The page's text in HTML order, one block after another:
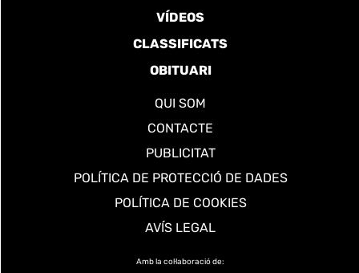
VÍDEOS
CLASSIFICATS
OBITUARI
QUI SOM
CONTACTE
PUBLICITAT
POLÍTICA DE PROTECCIÓ DE DADES
POLÍTICA DE COOKIES
AVÍS LEGAL
Amb la col·laboració de: